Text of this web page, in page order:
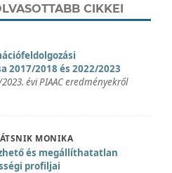
CIKKEI
2017/2018 és 2022/2023
évi PIAAC eredményekről
MONIKA
és megállíthatatlan
profiljai